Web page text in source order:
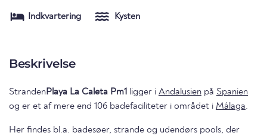
Indkvartering Kysten
Beskrivelse
Stranden Playa La Caleta Pm1 ligger i Andalusien på Spanien
og er et af mere end 106 badefaciliteter i området i Málaga.
Her findes bl.a. badesøer, strande og udendørs pools, der